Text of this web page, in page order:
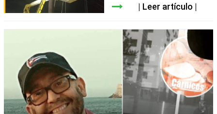
Leer artículo